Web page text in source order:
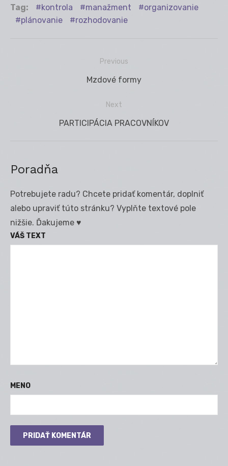
Tag: kontrola manažment
organizovanie
plánovanie
rozhodovanie
Previous
Previous
Mzdové formy
Next
Next
PARTICIPÁCIA PRACOVNÍKOV
Poradňa
Potrebujete radu? Chcete pridať komentár, doplniť
alebo upraviť túto stránku? Vyplňte textové pole
nižšie. Ďakujeme ♥
VÁŠ TEXT
MENO